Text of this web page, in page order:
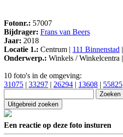
Fotonr.: 57007
Bijdrager: Frans van Beers
Jaar: 2018
Locatie 1.: Centrum | 111 Binnenstad
Onderwerp.: Winkels / Winkelcentra |
10 foto's in de omgeving:
31075
33297 26294 13608 55825
Een reactie op deze foto insturen